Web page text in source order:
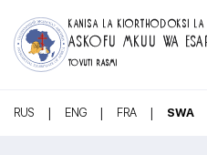
KANISA LA KIORTHODOKSI LA
ASKOFU MKUU WA
TOVUTI RASMI
RUS | ENG | FRA | SWA